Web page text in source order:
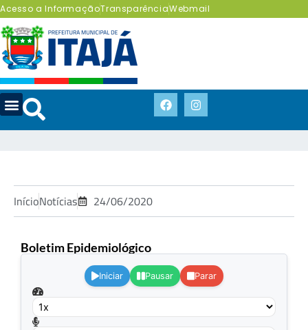
Acesso a InformaçãoTransparênciaWebmail
InícioNotícias 24/06/2020
Boletim Epidemiológico
Iniciar Pausar Parar